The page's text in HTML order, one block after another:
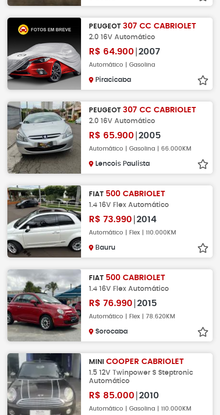
PEUGEOT 307 CC CABRIOLET
2.0 16V Automático
R$ 64.900 2007
Automático | Gasolina
Piracicaba
PEUGEOT 307 CC CABRIOLET
2.0 16V Automático
R$ 65.900 2005
Automático | Gasolina | 66.000KM
Lencois Paulista
FIAT 500 CABRIOLET
1.4 16V Flex Automático
R$ 73.990 2014
Automático | Flex | 110.000KM
Bauru
FIAT 500 CABRIOLET
1.4 16V Flex Automático
R$ 76.990 2015
Automático | Flex | 78.620KM
Sorocaba
MINI COOPER CABRIOLET
1.5 12V Twinpower S Steptronic
Automático
R$ 85.000 2010
Automático | Gasolina | 110.000KM